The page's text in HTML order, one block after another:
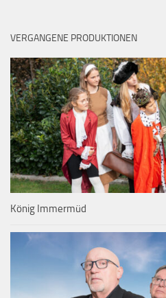
VERGANGENE PRODUKTIONEN
König Immermüd